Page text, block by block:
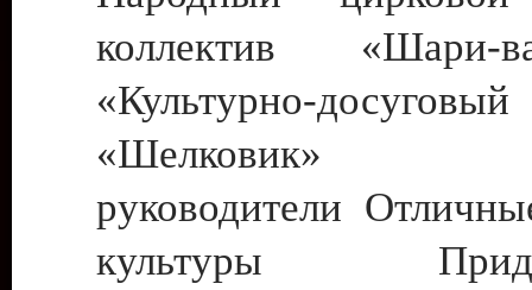
коллектив
«Культурно-
«Шелковик»
руководители
культуры